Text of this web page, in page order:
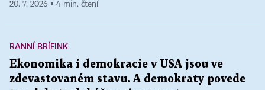
20. 7. 2026 ▪ 4 min. čtení
RANNÍ BRÍFINK
Ekonomika i demokracie v USA jsou ve
zdevastovaném stavu. A demokraty povede